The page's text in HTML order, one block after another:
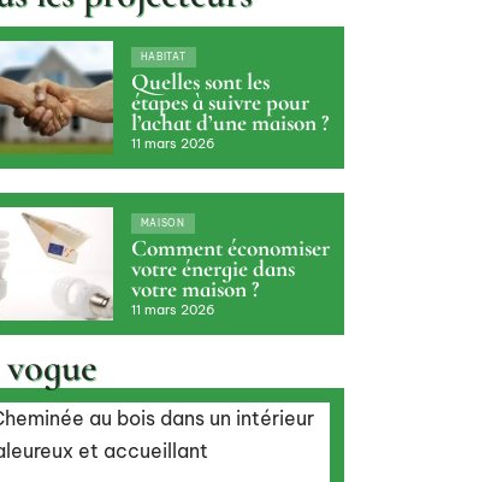
HABITAT
Quelles sont les
étapes à suivre pour
l’achat d’une maison ?
11 mars 2026
MAISON
Comment économiser
votre énergie dans
votre maison ?
11 mars 2026